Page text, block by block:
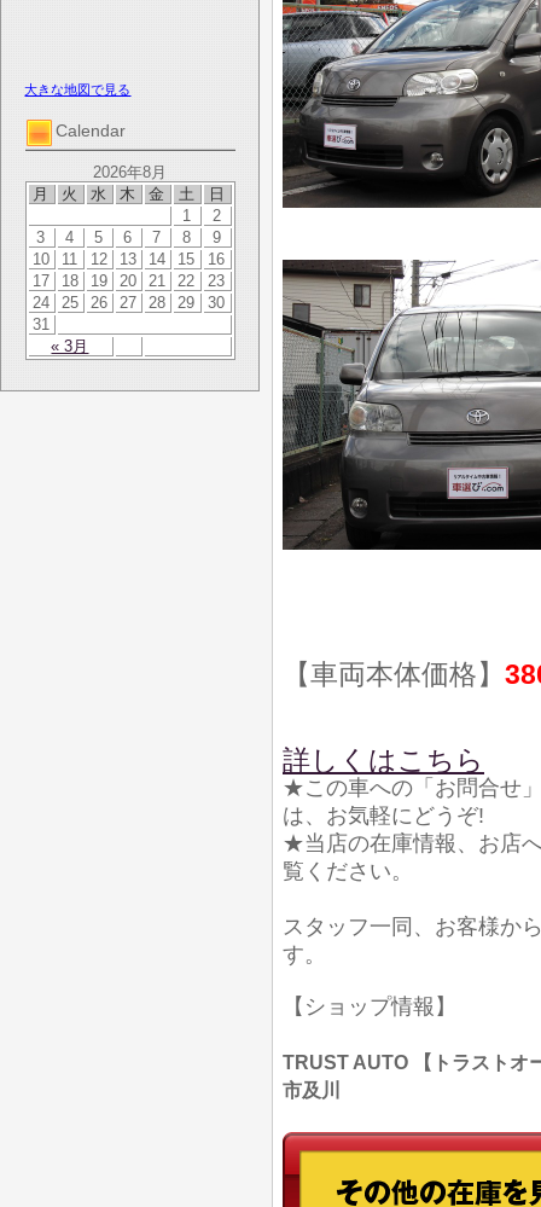
大きな地図で見る
Calendar
2026年8月
月
火 水 木 金 土 日
« 3月
1
2
3
4 5 6 7 8
9
10
11 12 13 14 15
16
17
18 19 20 21 22
23
24
25 26 27 28 29
30
31
【車両本体価格】
詳しくはこちら
★この車への「お問合せ
は、お気軽にどうぞ!
★当店の在庫情報、お店
覧ください。
スタッフ一同、お客様か
す。
【ショップ情報】
TRUST AUTO 【トラスト
市及川